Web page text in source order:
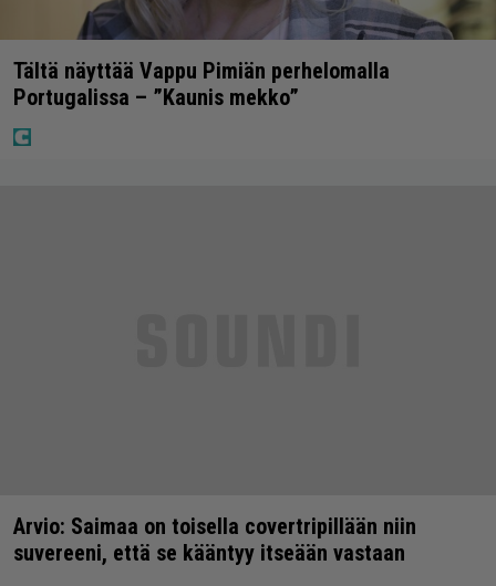
Tältä näyttää Vappu Pimiän perhelomalla
Portugalissa – ”Kaunis mekko”
Arvio: Saimaa on toisella covertripillään niin
suvereeni, että se kääntyy itseään vastaan